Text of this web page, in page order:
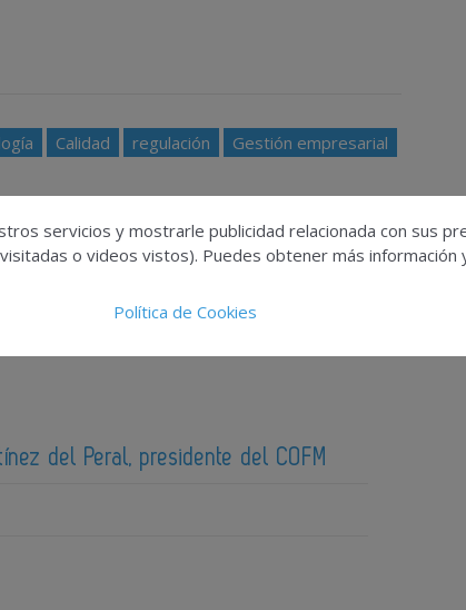
Calidad regulación
Gestión empresarial
del Peral, presidente del COFM
servicios y mostrarle publicidad relacionada con sus
o videos vistos). Puedes obtener más información
Política de Cookies